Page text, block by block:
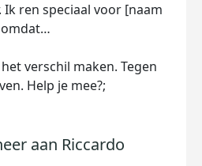
Ik ren speciaal voor [naam
verschil maken. Tegen
Help je mee?;
aan Riccardo